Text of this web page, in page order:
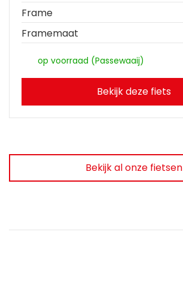
Frame
Framemaat
op voorraad (Passewaaij)
Bekijk deze fiets
Bekijk al onze fietsen